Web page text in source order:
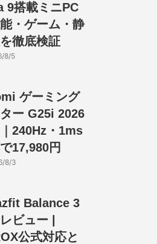
9搭載ミニPC
・ゲーム・静
徹底検証
8/5
ゲーミング
ー G25i 2026
240Hz・1ms
17,980円
8/3
Balance 3
ビュー |
公式対応と